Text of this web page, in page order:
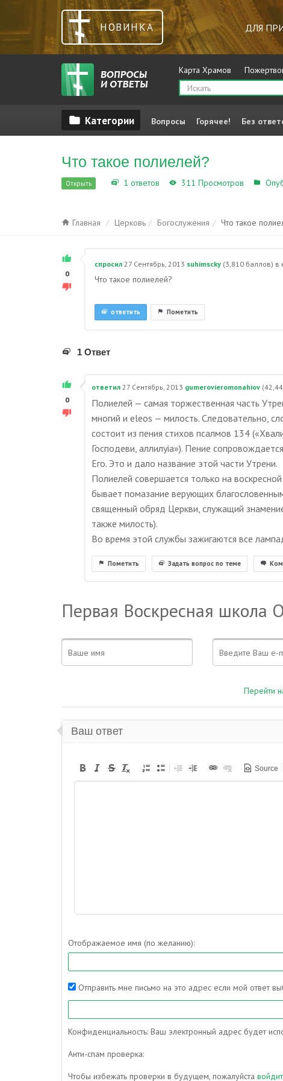
НОВИНКА ДЛЯ
Карта Храмов
Вопросы Горячее! Без
Что такое полиелей?
Открыть 1 ответов 311 Просмотров
Главная Церковь Богослужения Что такое
0
спросил 27 Сентябрь, 2013 suhimscky (3,810 баллов) в
Что такое полиелей?
Пометить
ответить
1 Ответ
0
ответил 27 Сентябрь, 2013 gumerovieromonahiov (
Полиелей — самая торжественная часть
многий и eleos — милость. Следовательно,
состоит из пения стихов псалмов 134
Господеви, аллилуiа»). Пение
Его. Это и дало название этой части Утрени.
Полиелей совершается только на
бывает помазание верующих
священный обряд Церкви, служащий
также милость).
Во время этой службы зажигаются все
Пометить Задать вопрос по теме
Первая Воскресная школа
Перейти
Ваш ответ
Source
Отображаемое имя (по желанию):
Отправить мне письмо на это адрес если мой ответ
Конфиденциальность: Ваш электронный адрес будет
Анти-спам проверка:
Чтобы избежать проверки в будущем, пожалуйста